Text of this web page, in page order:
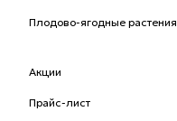
Плодово-ягодные растения
Акции
Прайс-лист